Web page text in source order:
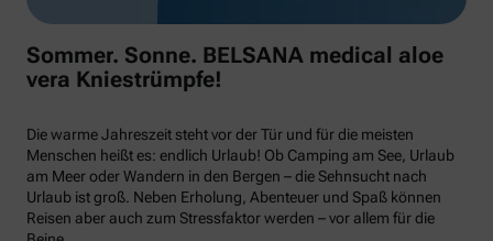
Sommer. Sonne. BELSANA medical aloe
vera Kniestrümpfe!
Die warme Jahreszeit steht vor der Tür und für die meisten
Menschen heißt es: endlich Urlaub! Ob Camping am See, Urlaub
am Meer oder Wandern in den Bergen – die Sehnsucht nach
Urlaub ist groß. Neben Erholung, Abenteuer und Spaß können
Reisen aber auch zum Stressfaktor werden – vor allem für die